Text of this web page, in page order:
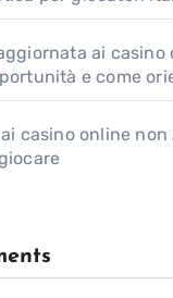
ai casino
e come
casino online non